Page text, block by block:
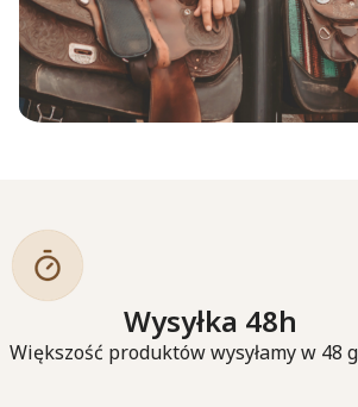
Wysyłka 48h
Większość produktów wysyłamy w 48